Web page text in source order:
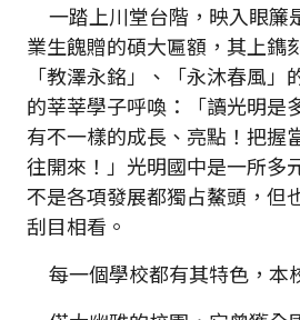
一踏上川堂台階，映入眼簾
業生餽贈的碩大匾額，其上鐫
「教澤永銘」、「永沐春風
的莘莘學子呼喚：「讀光明是
有不一樣的成長、亮點！把握
往開來！」光明國中是一所多
不是各項發展都獨占鰲頭，但
刮目相看。
每一個學校都有其特色，本